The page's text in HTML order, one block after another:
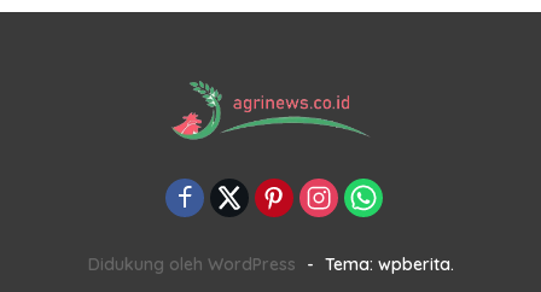
Didukung oleh WordPress - Tema: wpberita.